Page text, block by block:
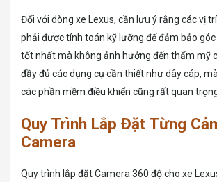
Đối với dòng xe Lexus, cần lưu ý rằng các vị
phải được tính toán kỹ lưỡng để đảm bảo
tốt nhất mà không ảnh hưởng đến thẩm mỹ
đầy đủ các dụng cụ cần thiết như dây cáp,
các phần mềm điều khiển cũng rất quan
Quy Trình Lắp Đặt Từng
Camera
Quy trình lắp đặt Camera 360 độ cho xe